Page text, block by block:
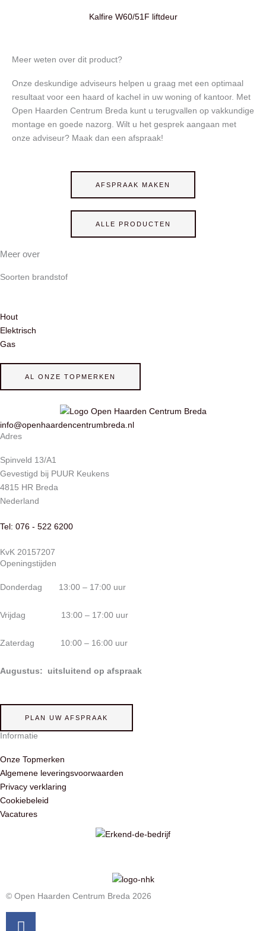
Kalfire W60/51F liftdeur
Meer weten over dit product?
Onze deskundige adviseurs helpen u graag met een optimaal
resultaat voor een haard of kachel in uw woning of kantoor. Met
Open Haarden Centrum Breda kunt u terugvallen op vakkundige
montage en goede nazorg. Wilt u het gesprek aangaan met
onze adviseur? Maak dan een afspraak!
AFSPRAAK MAKEN
ALLE PRODUCTEN
Meer over
Soorten brandstof
Hout
Elektrisch
Gas
AL ONZE TOPMERKEN
info@openhaardencentrumbreda.nl
Adres
Spinveld 13/A1
Gevestigd bij PUUR Keukens
4815 HR Breda
Nederland
Tel: 076 - 522 6200
KvK 20157207
Openingstijden
Donderdag 13:00 – 17:00 uur
Vrijdag 13:00 – 17:00 uur
Zaterdag 10:00 – 16:00 uur
Augustus: uitsluitend op afspraak
PLAN UW AFSPRAAK
Informatie
Onze Topmerken
Algemene leveringsvoorwaarden
Privacy verklaring
Cookiebeleid
Vacatures
© Open Haarden Centrum Breda 2026
Facebook
Pinterest
Instagram
Youtube